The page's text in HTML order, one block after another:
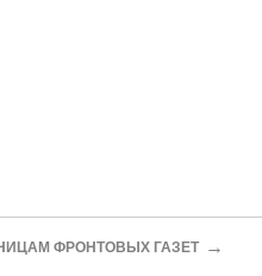
ФРОНТОВЫХ ГАЗЕТ →